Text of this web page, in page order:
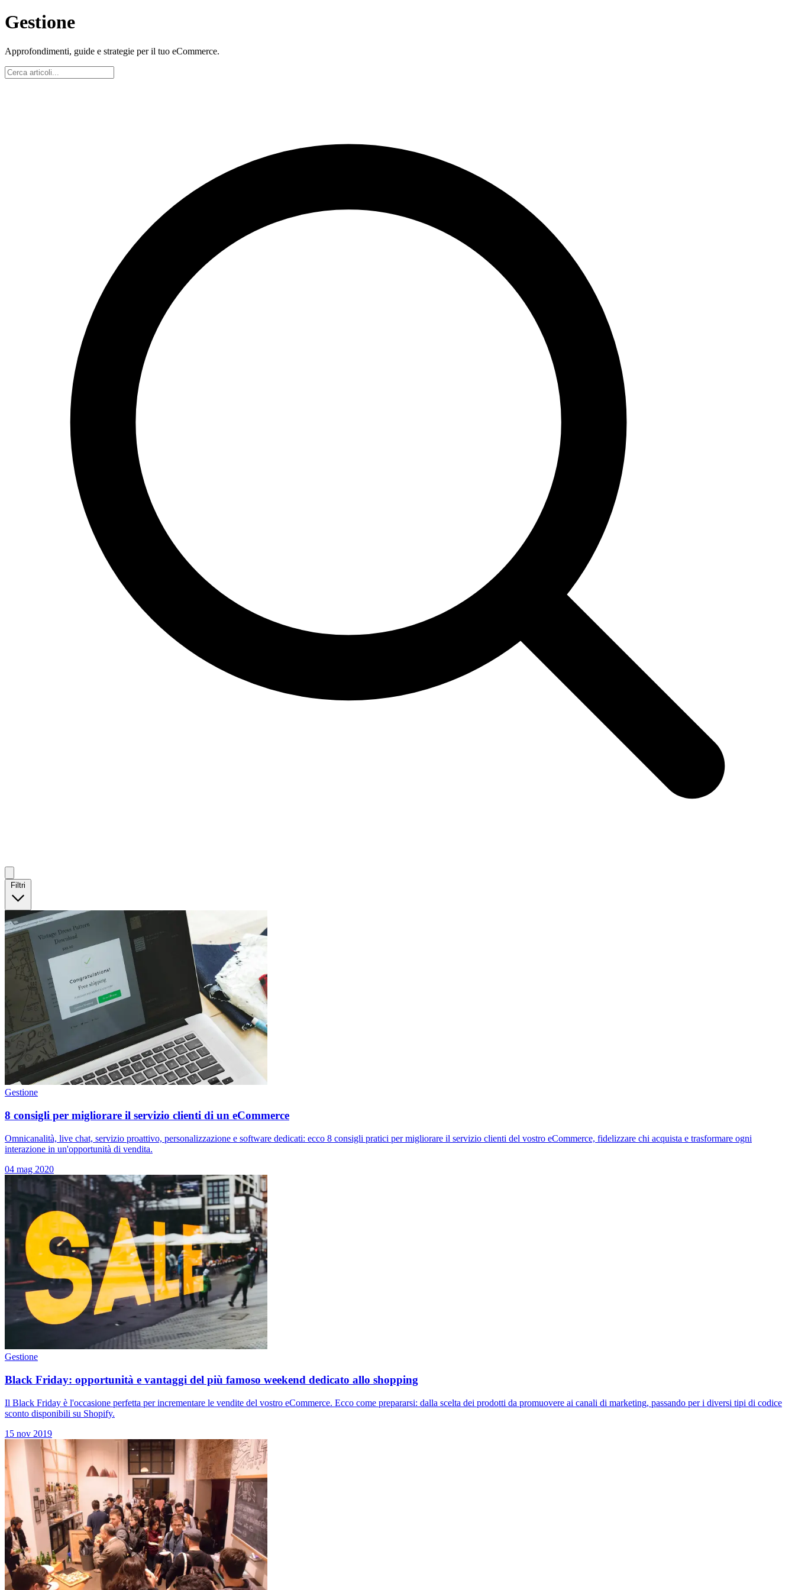
Gestione
Approfondimenti, guide e strategie per il tuo eCommerce.
Filtri
Gestione
8 consigli per migliorare il servizio clienti di un eCommerce
Omnicanalità, live chat, servizio proattivo, personalizzazione e software dedicati: ecco 8 consigli pratici per migliorare il servizio clienti del vostro eCommerce, fidelizzare chi acquista e trasformare ogni
interazione in un'opportunità di vendita.
04 mag 2020
Gestione
Black Friday: opportunità e vantaggi del più famoso weekend dedicato allo shopping
Il Black Friday è l'occasione perfetta per incrementare le vendite del vostro eCommerce. Ecco come prepararsi: dalla scelta dei prodotti da promuovere ai canali di marketing, passando per i diversi tipi di codice
sconto disponibili su Shopify.
15 nov 2019